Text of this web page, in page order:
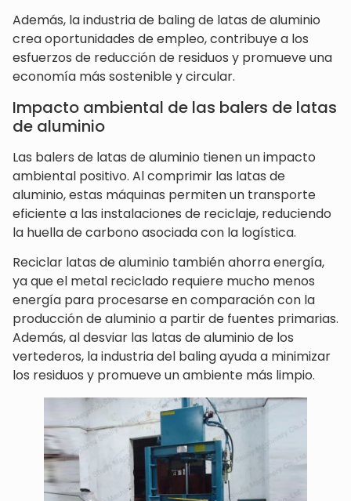
Además, la industria de baling de latas de aluminio
crea oportunidades de empleo, contribuye a los
esfuerzos de reducción de residuos y promueve una
economía más sostenible y circular.
Impacto ambiental de las balers de latas
de aluminio
Las balers de latas de aluminio tienen un impacto
ambiental positivo. Al comprimir las latas de
aluminio, estas máquinas permiten un transporte
eficiente a las instalaciones de reciclaje, reduciendo
la huella de carbono asociada con la logística.
Reciclar latas de aluminio también ahorra energía,
ya que el metal reciclado requiere mucho menos
energía para procesarse en comparación con la
producción de aluminio a partir de fuentes primarias.
Además, al desviar las latas de aluminio de los
vertederos, la industria del baling ayuda a minimizar
los residuos y promueve un ambiente más limpio.